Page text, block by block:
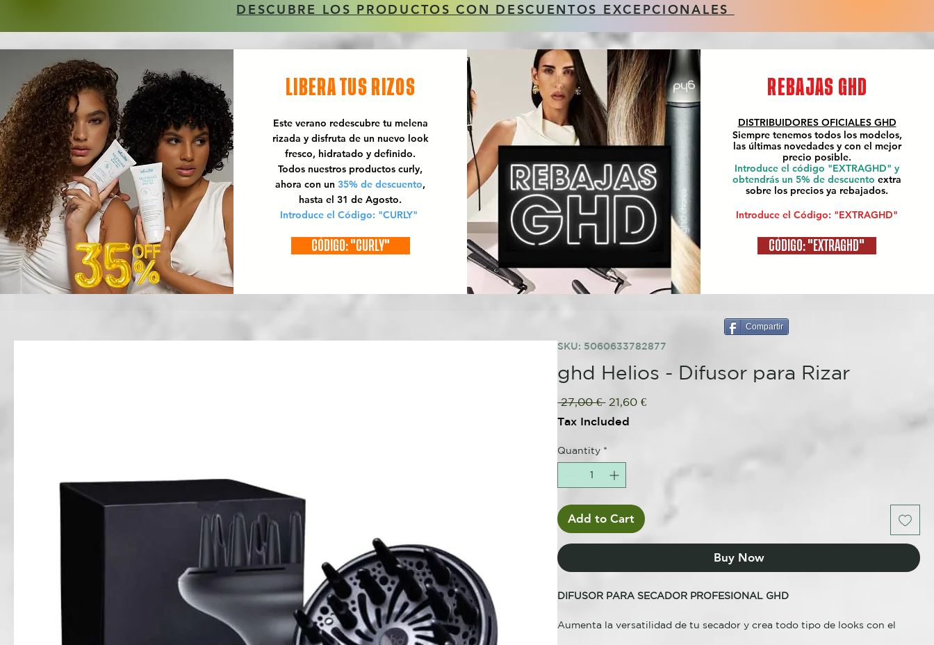
DESCUBRE LOS PRODUCTOS CON DESCUENTOS EXCEPCIONALES
LIBERA TUS RIZOS
Este verano redescubre tu melena
rizada y disfruta de un nuevo look
fresco, hidratado y definido.
Todos nuestros productos curly,
ahora con un 35% de descuento,
hasta el 31 de Agosto.
Introduce el Código: "CURLY"
CÓDIGO: "CURLY"
REBAJAS GHD
DISTRIBUIDORES OFICIALES GHD
Siempre tenemos todos los modelos,
las últimas novedades y con el mejor
precio posible.
Introduce el código "EXTRAGHD" y
obtendrás un 5% de descuento extra
sobre los precios ya rebajados.
Introduce el Código: "EXTRAGHD"
CÓDIGO: "EXTRAGHD"
SKU: 5060633782877
ghd Helios - Difusor para Rizar
27,00 € Regular
Price
21,60 €Sale
Tax Included
Quantity *
Add to Cart
Buy Now
DIFUSOR PARA SECADOR PROFESIONAL GHD
Aumenta la versatilidad de tu secador y crea todo tipo de looks con el
Compartir